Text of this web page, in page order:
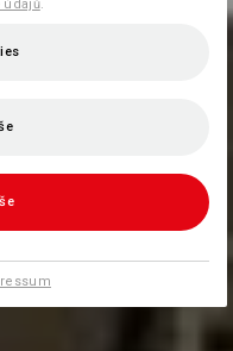
údajů.